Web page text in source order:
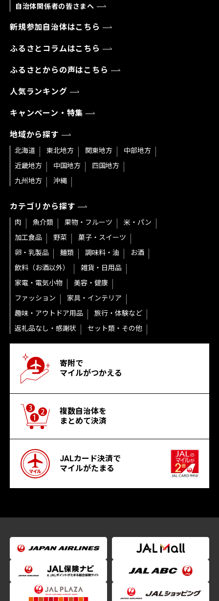
自治体関係者の皆さまへ
新規参加自治体はこちら
ふるさとコラムはこちら
ふるさとからの声はこちら
人気ランキング
キャンペーン・特集
地域から探す
北海道 東北地方 関東地方
中部地方
近畿地方
中国地方
四国地方
九州地方
沖縄
カテゴリから探す
肉 魚介類 果物・フルーツ
米・パン
加工食品
野菜
菓子・スイーツ
卵・乳製品
麺類 調味料・油
お酒
飲料（お酒以外）
雑貨・日用品
家電・電気小物
美容・健康
ファッション
家具・インテリア
趣味・アウトドア用品
旅行・体験など
返礼品なし・感謝状
セット類・その他
寄附で
マイルがつかえる
複数自治体を
まとめて決済
JALカード決済で
マイルがたまる